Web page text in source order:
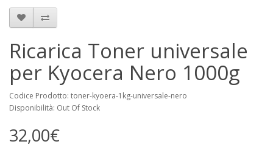
Ricarica Toner universale
per Kyocera Nero 1000g
Codice Prodotto: toner-kyoera-1kg-universale-nero
Disponibilità: Out Of Stock
32,00€